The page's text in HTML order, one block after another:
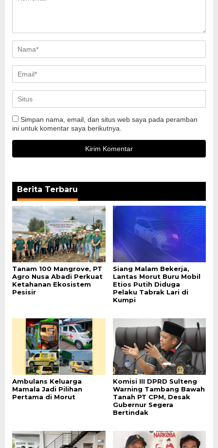
Simpan nama, email, dan situs web saya pada peramban
ini untuk komentar saya berikutnya.
Berita Terbaru
Tanam 100 Mangrove, PT
Agro Nusa Abadi Perkuat
Ketahanan Ekosistem
Pesisir
Siang Malam Bekerja,
Lantas Morut Buru Mobil
Etios Putih Diduga
Pelaku Tabrak Lari di
Kumpi
Ambulans Keluarga
Mamala Jadi Pilihan
Pertama di Morut
Komisi III DPRD Sulteng
Warning Tambang Bawah
Tanah PT CPM, Desak
Gubernur Segera
Bertindak